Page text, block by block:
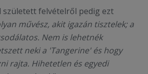
született felvételről pedig ezt
művész, akit igazán tisztelek; a
Nem is lehetnék
neki a 'Tangerine' és hogy
rajta. Hihetetlen és egyedi